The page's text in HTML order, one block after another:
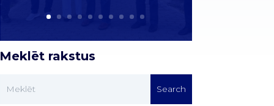
Meklēt rakstus